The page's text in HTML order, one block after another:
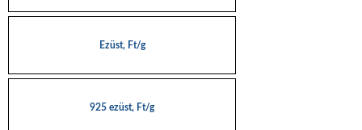
Ezüst, Ft/g
925 ezüst, Ft/g